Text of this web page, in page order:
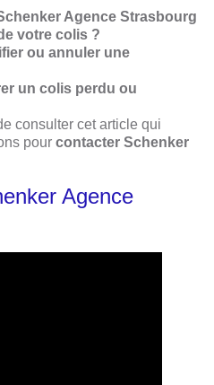
Agence Strasbourg
votre colis ?
ou annuler une
un colis perdu ou
consulter cet article qui
pour contacter Schenker
Agence